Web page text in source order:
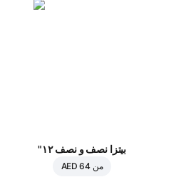
بيتزا نصف و نصف ١٢"
منAED 64